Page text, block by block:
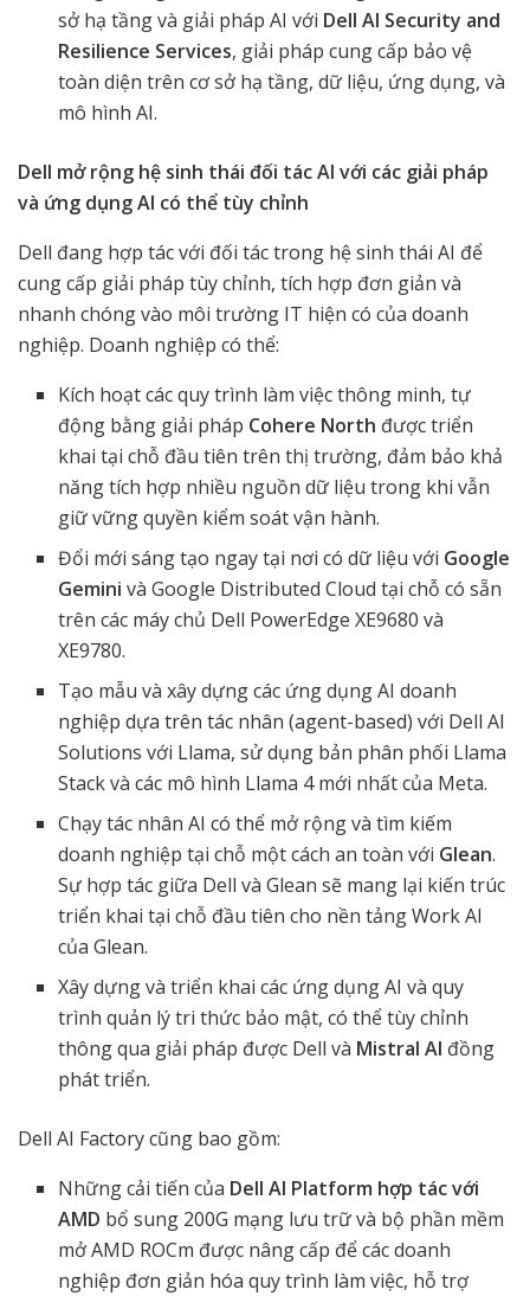
sở hạ tầng và giải pháp AI với Dell AI Security and
Resilience Services, giải pháp cung cấp bảo vệ
toàn diện trên cơ sở hạ tầng, dữ liệu, ứng dụng, và
mô hình AI.
Dell mở rộng hệ sinh thái đối tác AI với các giải pháp
và ứng dụng AI có thể tùy chỉnh
Dell đang hợp tác với đối tác trong hệ sinh thái AI để
cung cấp giải pháp tùy chỉnh, tích hợp đơn giản và
nhanh chóng vào môi trường IT hiện có của doanh
nghiệp. Doanh nghiệp có thể:
Kích hoạt các quy trình làm việc thông minh, tự
động bằng giải pháp Cohere North được triển
khai tại chỗ đầu tiên trên thị trường, đảm bảo khả
năng tích hợp nhiều nguồn dữ liệu trong khi vẫn
giữ vững quyền kiểm soát vận hành.
Đổi mới sáng tạo ngay tại nơi có dữ liệu với Google
Gemini và Google Distributed Cloud tại chỗ có sẵn
trên các máy chủ Dell PowerEdge XE9680 và
XE9780.
Tạo mẫu và xây dựng các ứng dụng AI doanh
nghiệp dựa trên tác nhân (agent-based) với Dell AI
Solutions với Llama, sử dụng bản phân phối Llama
Stack và các mô hình Llama 4 mới nhất của Meta.
Chạy tác nhân AI có thể mở rộng và tìm kiếm
doanh nghiệp tại chỗ một cách an toàn với Glean.
Sự hợp tác giữa Dell và Glean sẽ mang lại kiến trúc
triển khai tại chỗ đầu tiên cho nền tảng Work AI
của Glean.
Xây dựng và triển khai các ứng dụng AI và quy
trình quản lý tri thức bảo mật, có thể tùy chỉnh
thông qua giải pháp được Dell và Mistral AI đồng
phát triển.
Dell AI Factory cũng bao gồm:
Những cải tiến của Dell AI Platform hợp tác với
AMD bổ sung 200G mạng lưu trữ và bộ phần mềm
mở AMD ROCm được nâng cấp để các doanh
nghiệp đơn giản hóa quy trình làm việc, hỗ trợ